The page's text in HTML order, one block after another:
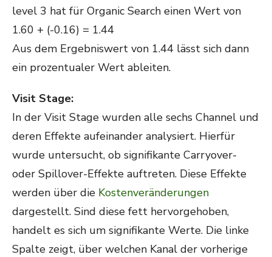
level 3 hat für Organic Search einen Wert von
1.60 + (-0.16) = 1.44
Aus dem Ergebniswert von 1.44 lässt sich dann
ein prozentualer Wert ableiten.
Visit Stage:
In der Visit Stage wurden alle sechs Channel und
deren Effekte aufeinander analysiert. Hierfür
wurde untersucht, ob signifikante Carryover-
oder Spillover-Effekte auftreten. Diese Effekte
werden über die Kostenveränderungen
dargestellt. Sind diese fett hervorgehoben,
handelt es sich um signifikante Werte. Die linke
Spalte zeigt, über welchen Kanal der vorherige